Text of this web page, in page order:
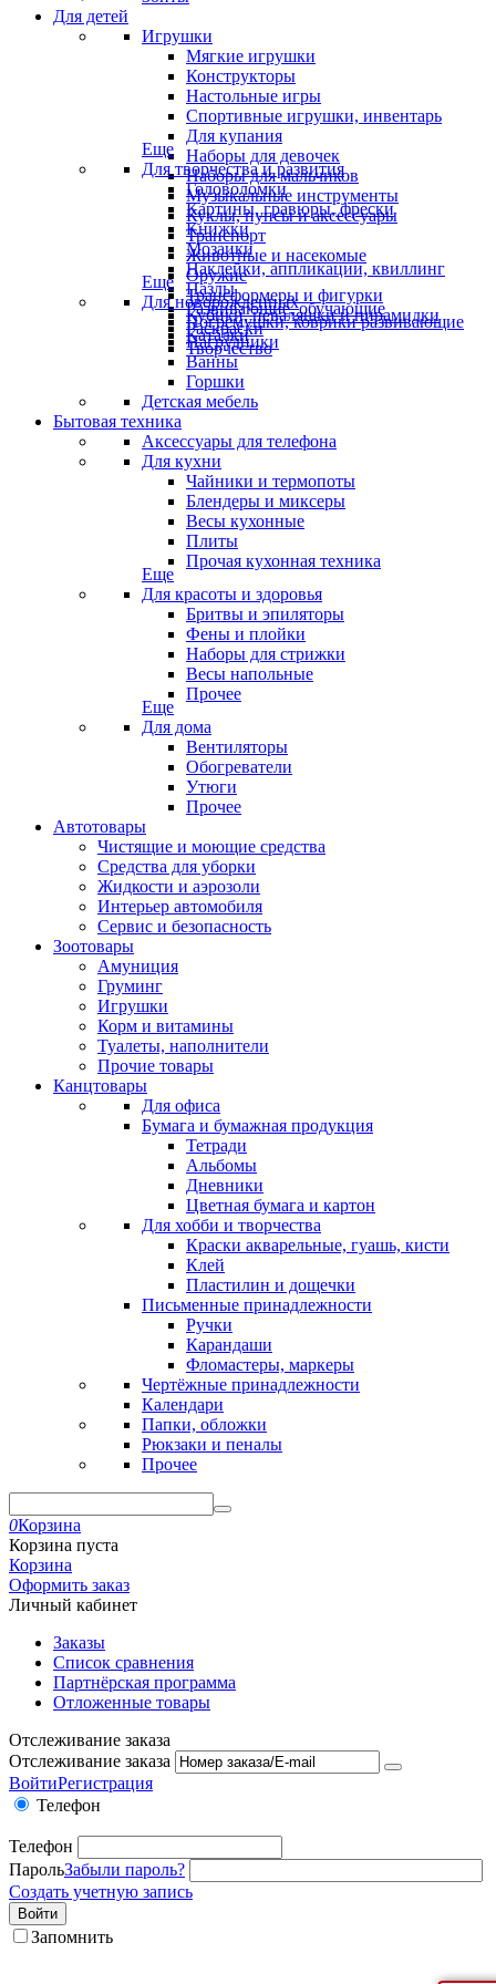
Для детей
Игрушки
Мягкие игрушки
Конструкторы
Настольные игры
Спортивные игрушки, инвентарь
Для купания
Наборы для девочек
Наборы для мальчиков
Музыкальные инструменты
Куклы, пупсы и аксессуары
Транспорт
Животные и насекомые
Оружие
Трансформеры и фигурки
Кубики, неваляшки и пирамидки
Каталки
Еще
Для творчества и развития
Головоломки
Картины, гравюры, фрески
Книжки
Мозаики
Наклейки, аппликации, квиллинг
Пазлы
Развивающие, обучающие
Раскраски
Творчество
Еще
Для новорожденных
Погремушки, коврики развивающие
Нагрудники
Ванны
Горшки
Детская мебель
Бытовая техника
Аксессуары для телефона
Для кухни
Чайники и термопоты
Блендеры и миксеры
Весы кухонные
Плиты
Прочая кухонная техника
Еще
Для красоты и здоровья
Бритвы и эпиляторы
Фены и плойки
Наборы для стрижки
Весы напольные
Прочее
Еще
Для дома
Вентиляторы
Обогреватели
Утюги
Прочее
Автотовары
Чистящие и моющие средства
Средства для уборки
Жидкости и аэрозоли
Интерьер автомобиля
Сервис и безопасность
Зоотовары
Амуниция
Груминг
Игрушки
Корм и витамины
Туалеты, наполнители
Прочие товары
Канцтовары
Для офиса
Бумага и бумажная продукция
Тетради
Альбомы
Дневники
Цветная бумага и картон
Для хобби и творчества
Краски акварельные, гуашь, кисти
Клей
Пластилин и дощечки
Письменные принадлежности
Ручки
Карандаши
Фломастеры, маркеры
Чертёжные принадлежности
Календари
Папки, обложки
Рюкзаки и пеналы
Прочее
0Корзина
Корзина пуста
Корзина
Оформить заказ
Личный кабинет
Заказы
Список сравнения
Партнёрская программа
Отложенные товары
Отслеживание заказа
Отслеживание заказа
ВойтиРегистрация
Телефон
Телефон
ПарольЗабыли пароль?
Создать учетную запись
Войти
Запомнить